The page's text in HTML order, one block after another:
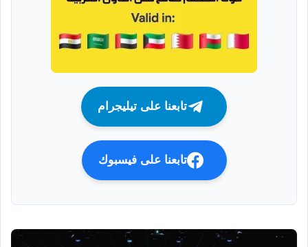
تابعنا على تيليجرام
تابعنا على فيسبوك